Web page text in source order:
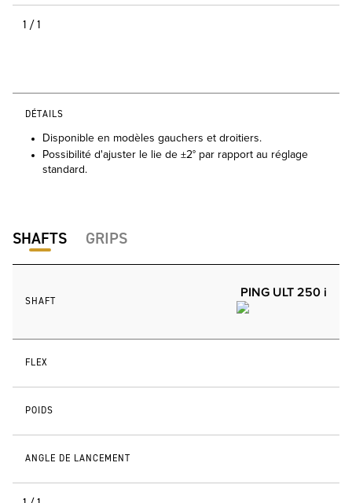
1/1
DÉTAILS
Disponible en modèles gauchers et droitiers.
Possibilité d'ajuster le lie de ±2° par rapport au réglage
standard.
SHAFTS GRIPS
SHAFT
PING ULT 250 i
FLEX
POIDS
ANGLE DE LANCEMENT